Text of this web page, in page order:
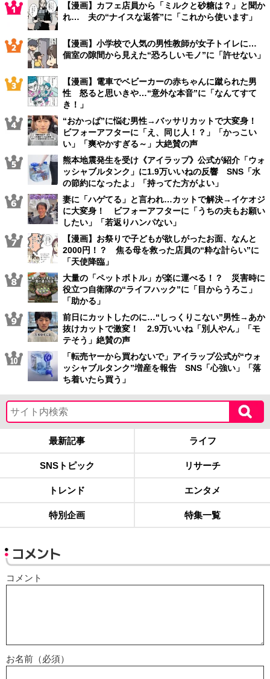
【漫画】カフェ店員から「ミルクと砂糖は？」と聞か
れ… 夫の“ナイスな返答”に「これから使います」
【漫画】小学校で人気の男性教師が女子トイレに…
個室の隙間から見えた“恐ろしいモノ”に「許せない」
【漫画】電車でベビーカーの赤ちゃんに蹴られた男
性 怒ると思いきや…“意外な本音”に「なんてすて
き！」
“おかっぱ”に悩む男性→バッサリカットで大変身！
ビフォーアフターに「え、同じ人！？」「かっこい
い」「爽やかすぎる～」大絶賛の声
熊本地震発生を受け《アイラップ》公式が紹介「ウォ
ッシャブルタンク」に1.9万いいねの反響 SNS「水
の節約になったよ」「持ってた方がよい」
妻に「ハゲてる」と言われ…カットで解決→イケオジ
に大変身！ ビフォーアフターに「うちの夫もお願い
したい」「若返りハンパない」
【漫画】お祭りで子どもが欲しがったお面、なんと
2000円！？ 焦る母を救った店員の“粋な計らい”に
「天使降臨」
大量の「ペットボトル」が楽に運べる！？ 災害時に
役立つ自衛隊の“ライフハック”に「目からうろこ」
「助かる」
前日にカットしたのに…“しっくりこない”男性→あか
抜けカットで激変！ 2.9万いいね「別人やん」「モ
テそう」絶賛の声
「転売ヤーから買わないで」アイラップ公式が“ウォ
ッシャブルタンク”増産を報告 SNS「心強い」「落
ち着いたら買う」
最新記事 ライフ
SNSトピック リサーチ
トレンド エンタメ
特別企画 特集一覧
コメント
コメント
お名前（必須）